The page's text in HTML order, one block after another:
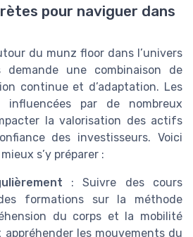
pour naviguer dans
du munz floor dans l’univers
demande une combinaison de
continue et d’adaptation. Les
par de nombreux
la valorisation des actifs
des investisseurs. Voici
s’y préparer :
: Suivre des cours
formations sur la méthode
du corps et la mobilité
appréhender les mouvements du